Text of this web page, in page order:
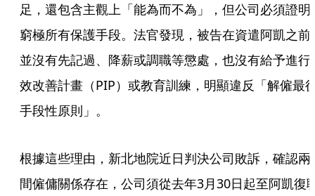
足，還包含主觀上「能為而不為」，但公司必須證明
窮極所有保護手段。法官發現，被告在資遣阿凱之前
並沒有先記過、降薪或調職等懲處，也沒有給予進行
效改善計畫（PIP）或教育訓練，明顯違反「解僱最
手段性原則」。
根據這些理由，新北地院近日判決公司敗訴，確認兩
間僱傭關係存在，公司須從去年3月30日起至阿凱復